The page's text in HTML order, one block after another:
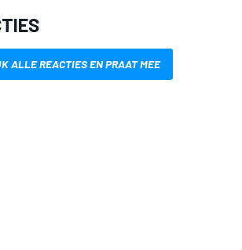
ALLE REACTIES EN PRAAT MEE